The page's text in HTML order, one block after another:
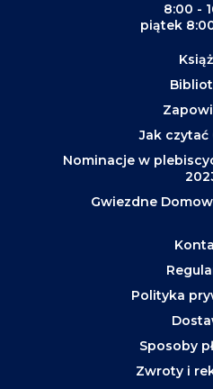
8:00 -
piątek
Jak czytać
Nominacje w
Gwiezdne
Polityka
Sposoby
Zwroty i